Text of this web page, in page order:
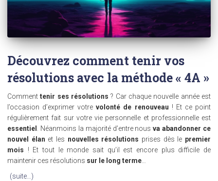
Découvrez comment tenir vos
résolutions avec la méthode « 4A »
Commenttenir ses résolutions ? Car chaque nouvelle année est
l’occasion d’exprimer votrevolonté de renouveau ! Et ce point
régulièrement fait sur votre vie personnelle et professionnelle est
essentiel
. Néanmoins la majorité d’entre nousva abandonner ce
nouvel élan et les nouvelles résolutions prises dès le premier
mois ! Et tout le monde sait qu’il est encore plus difficile de
maintenir ces résolutions sur le long terme
(suite…)